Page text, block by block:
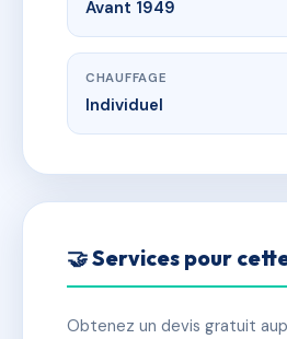
Avant 1949
CHAUFFAGE
Individuel
🤝 Services pour
Obtenez un devis gratuit